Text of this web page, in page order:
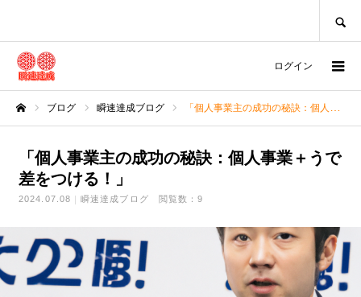
ログイン
ブログ 瞬速達成ブログ 「個人事業主の成功の秘訣：個人事業＋うで差をつける！」
「個人事業主の成功の秘訣：個人事業＋うで
差をつける！」
2024.07.08 瞬速達成ブログ 閲覧数：9